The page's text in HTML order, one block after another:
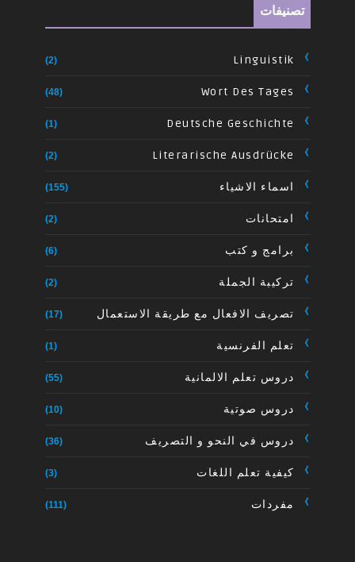
تصنيفات
Linguistik
(2)
Wort Des Tages
(48)
Deutsche Geschichte
(1)
Literarische Ausdrücke
(2)
اسماء الاشياء (155)
امتحانات (2)
برامج و كتب (6)
تركيبة الجملة (2)
تصريف الافعال مع طريقة الاستعمال (17)
تعلم الفرنسية (1)
دروس تعلم الالمانية (55)
دروس صوتية (10)
دروس في النحو و التصريف (36)
كيفية تعلم اللغات (3)
مفردات (111)